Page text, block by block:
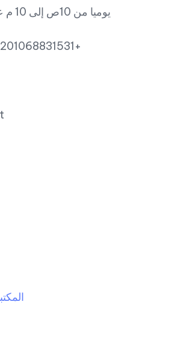
يوميا من 10ص إلى 10 م عدا الخميس والجمعة